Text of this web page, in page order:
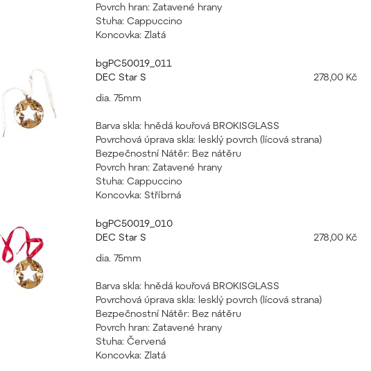
Povrch hran: Zatavené hrany
Stuha: Cappuccino
Koncovka: Zlatá
bgPC50019_011
DEC Star S
278,00 Kč
dia. 75mm
Barva skla: hnědá kouřová BROKISGLASS
Povrchová úprava skla: lesklý povrch (lícová strana)
Bezpečnostní Nátěr: Bez nátěru
Povrch hran: Zatavené hrany
Stuha: Cappuccino
Koncovka: Stříbrná
bgPC50019_010
DEC Star S
278,00 Kč
dia. 75mm
Barva skla: hnědá kouřová BROKISGLASS
Povrchová úprava skla: lesklý povrch (lícová strana)
Bezpečnostní Nátěr: Bez nátěru
Povrch hran: Zatavené hrany
Stuha: Červená
Koncovka: Zlatá